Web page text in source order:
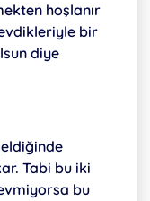
hoşlanır
bir
diye
Tabi bu iki
bu